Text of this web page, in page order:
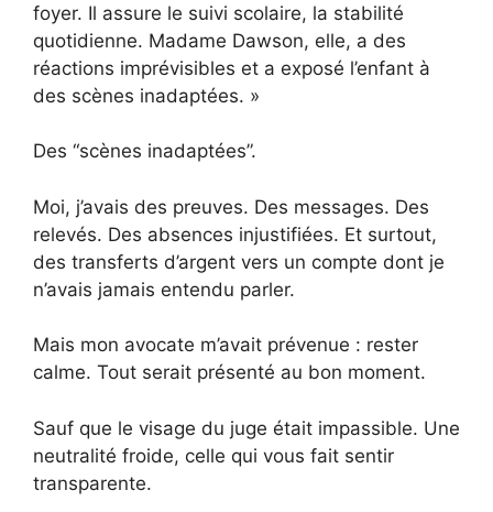
foyer. Il assure le suivi scolaire, la stabilité
quotidienne. Madame Dawson, elle, a des
réactions imprévisibles et a exposé l’enfant à
des scènes inadaptées. »
Des “scènes inadaptées”.
Moi, j’avais des preuves. Des messages. Des
relevés. Des absences injustifiées. Et surtout,
des transferts d’argent vers un compte dont je
n’avais jamais entendu parler.
Mais mon avocate m’avait prévenue : rester
calme. Tout serait présenté au bon moment.
Sauf que le visage du juge était impassible. Une
neutralité froide, celle qui vous fait sentir
transparente.